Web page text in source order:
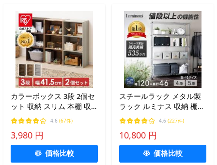
カラーボックス 3段 2個セ
ット 収納 スリム 本棚 収
納棚 収納ボックス 棚 ラッ
ク シンプル コンパクト 収
納棚 木目調 収納家具 新生
活 木製 cx-3
4.6 (67件)
3,980 円
価格比較
スチールラック メタル製
ラック ルミナス 収納 棚耐
荷重80kg 幅120 奥行き46
高さ180 EL25-12185
4.6 (227件)
10,800 円
価格比較